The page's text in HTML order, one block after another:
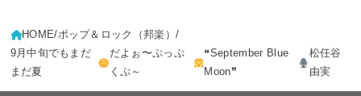
HOME ポップ＆ロック（邦楽）
9月中旬でもまだ
まだ夏
だよぉ〜ぷっぷ
くぷ～
❝September Blue
Moon❞
松任谷
由実